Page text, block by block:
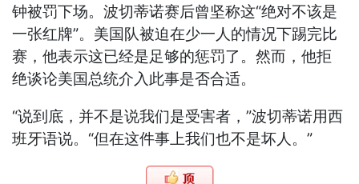
钟被罚下场。波切蒂诺赛后曾坚称这“绝对不该是
一张红牌”。美国队被迫在少一人的情况下踢完比
赛，他表示这已经是足够的惩罚了。然而，他拒
绝谈论美国总统介入此事是否合适。
“说到底，并不是说我们是受害者，”波切蒂诺用西
班牙语说。“但在这件事上我们也不是坏人。”